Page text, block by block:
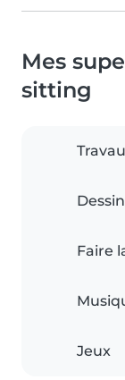
Mes
sitting
Dessin
Faire
Jeux